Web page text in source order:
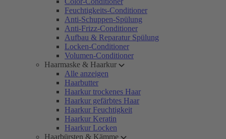
Feuchtigkeits-Conditioner
Anti-Schuppen-Spülung
Anti-Frizz-Conditioner
Aufbau & Reparatur Spülung
Locken-Conditioner
Volumen-Conditioner
Haarmaske & Haarkur
Alle anzeigen
Haarbutter
Haarkur trockenes Haar
Haarkur gefärbtes Haar
Haarkur Feuchtigkeit
Haarkur Keratin
Haarkur Locken
Haarbürsten & Kämme